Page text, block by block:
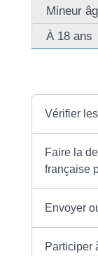
Mineur
À 18 ans
Vérifier
Faire la
française
Envoyer
Participer